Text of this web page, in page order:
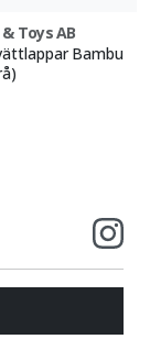
& Toys AB
Bambu